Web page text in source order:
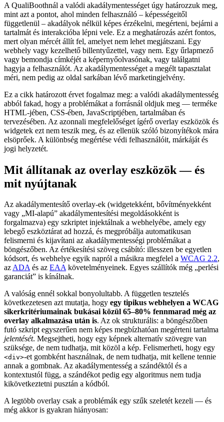
A QualiBoothnál a valódi akadálymentességet úgy határozzuk meg,
mint azt a pontot, ahol minden felhasználó – képességeitől
függetlenül – akadályok nélkül képes érzékelni, megérteni, bejárni a
tartalmát és interakcióba lépni vele. Ez a meghatározás azért fontos,
mert olyan mércét állít fel, amelyet nem lehet megjátszani. Egy
webhely vagy kezelhető billentyűzettel, vagy nem. Egy űrlapmező
vagy bemondja címkéjét a képernyőolvasónak, vagy találgatni
hagyja a felhasználót. Az akadálymentességet a megélt tapasztalat
méri, nem pedig az oldal sarkában lévő marketingjelvény.
Ez a cikk határozott érvet fogalmaz meg: a valódi akadálymentesség
abból fakad, hogy a problémákat a forrásnál oldjuk meg — terméke
HTML-jében, CSS-ében, JavaScriptjében, tartalmában és
tervezésében. Az azonnali megfelelőséget ígérő overlay eszközök és
widgetek ezt nem teszik meg, és az ellenük szóló bizonyítékok mára
elsöprőek. A különbség megértése védi felhasználóit, márkáját és
jogi helyzetét.
Mit állítanak az overlay eszközök — és
mit nyújtanak
Az akadálymentesítő overlay-ek (widgetekként, bővítményekként
vagy „MI-alapú” akadálymentesítési megoldásokként is
forgalmazva) egy szkriptet injektálnak a webhelyébe, amely egy
lebegő eszköztárat ad hozzá, és megpróbálja automatikusan
felismerni és kijavítani az akadálymentességi problémákat a
böngészőben. Az értékesítési szöveg csábító: illesszen be egyetlen
kódsort, és webhelye egyik napról a másikra megfelel a WCAG 2.2,
azADAés az EAAkövetelményeinek. Egyes szállítók még „perlési
garanciát” is kínálnak.
A valóság ennél sokkal bonyolultabb. A független tesztelés
következetesen azt mutatja, hogy egy tipikus webhelyen a WCAG
sikerkritériumainak bukásai közül 65–80% fennmarad még az
overlay alkalmazása után is. Az ok strukturális: a böngészőben
futó szkript egyszerűen nem képes megbízhatóan megérteni tartalma
jelentését. Megsejtheti, hogy egy képnek alternatív szövegre van
szüksége, de nem tudhatja, mit közöl a kép. Felismerheti, hogy egy
<div>-et gombként használnak, de nem tudhatja, mit kellene tennie
annak a gombnak. Az akadálymentesség a szándéktól és a
kontextustól függ, a szándékot pedig egy algoritmus nem tudja
kikövetkeztetni pusztán a kódból.
A legtöbb overlay csak a problémák egy szűk szeletét kezeli — és
még akkor is gyakran hiányosan: